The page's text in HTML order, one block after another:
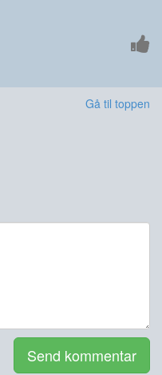
Gå til toppen
Send kommentar